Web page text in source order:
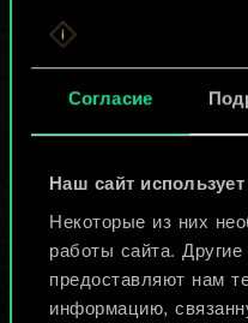
Согласие
Наш сайт
Некоторые из них
работы сайта.
предоставляют нам
информацию,
Но их
Назвать